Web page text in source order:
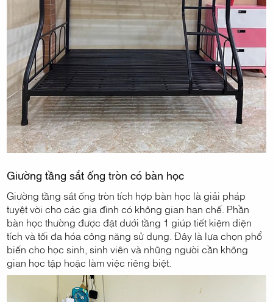
Giường tầng sắt ống tròn có bàn học
Giường tầng sắt ống tròn tích hợp bàn học là giải pháp
tuyệt vời cho các gia đình có không gian hạn chế. Phần
bàn học thường được đặt dưới tầng 1 giúp tiết kiệm diện
tích và tối đa hóa công năng sử dụng. Đây là lựa chọn phổ
biến cho học sinh, sinh viên và những người cần không
gian học tập hoặc làm việc riêng biệt.